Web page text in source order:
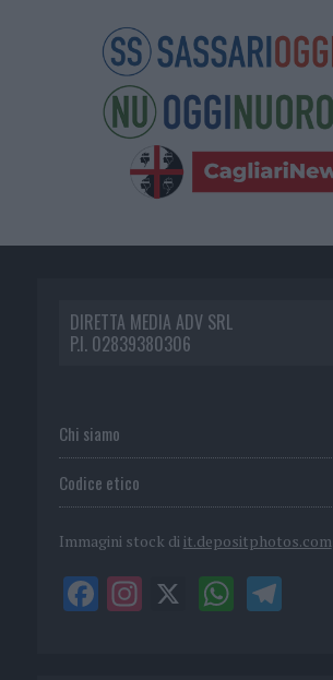
DIRETTA MEDIA ADV SRL
P.I. 02839380306
Chi siamo
Codice etico
Immagini stock di it.depositphotos.com